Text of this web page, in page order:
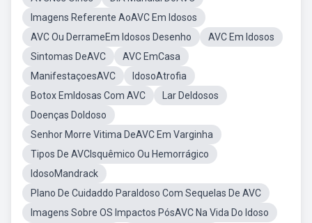
Imagens Referente AoAVC Em Idosos
AVC Ou DerrameEm Idosos Desenho
AVC Em Idosos
Sintomas DeAVC
AVC EmCasa
ManifestaçoesAVC
IdosoAtrofia
Botox EmIdosas Com AVC
Lar DeIdosos
Doenças DoIdoso
Senhor Morre Vitima DeAVC Em Varginha
Tipos De AVCIsquêmico Ou Hemorrágico
IdosoMandrack
Plano De Cuidaddo ParaIdoso Com Sequelas De AVC
Imagens Sobre OS Impactos PósAVC Na Vida Do Idoso